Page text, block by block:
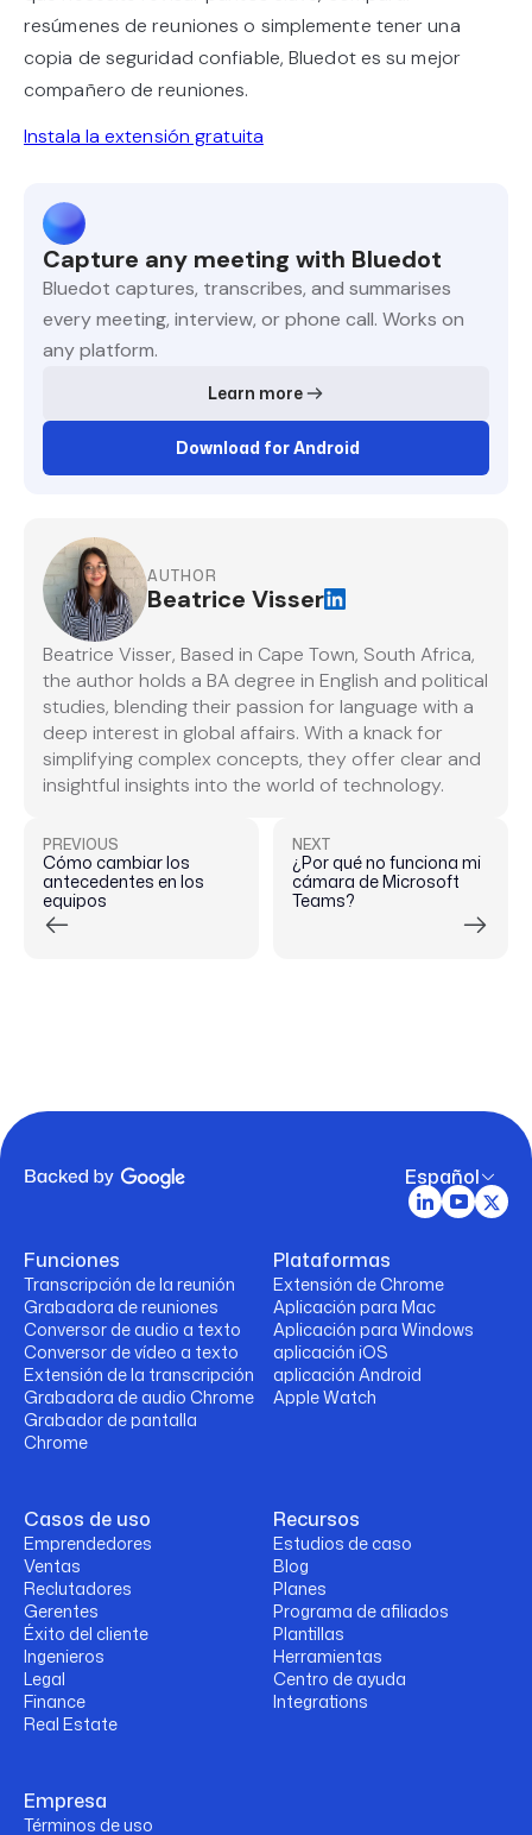
resúmenes de reuniones o simplemente tener una
copia de seguridad confiable, Bluedot es su mejor
compañero de reuniones.
Instala la extensión gratuita
Capture any meeting with Bluedot
Bluedot captures, transcribes, and summarises
every meeting, interview, or phone call. Works on
any platform.
Learn more
Download for Android
AUTHOR
Beatrice Visser
Beatrice Visser, Based in Cape Town, South Africa,
the author holds a BA degree in English and political
studies, blending their passion for language with a
deep interest in global affairs. With a knack for
simplifying complex concepts, they offer clear and
insightful insights into the world of technology.
PREVIOUS
Cómo cambiar los
antecedentes en los
equipos
NEXT
¿Por qué no funciona mi
cámara de Microsoft
Teams?
Español
Funciones
Transcripción de la reunión
Grabadora de reuniones
Conversor de audio a texto
Conversor de vídeo a texto
Extensión de la transcripción
Grabadora de audio Chrome
Grabador de pantalla
Chrome
Plataformas
Extensión de Chrome
Aplicación para Mac
Aplicación para Windows
aplicación iOS
aplicación Android
Apple Watch
Casos de uso
Emprendedores
Ventas
Reclutadores
Gerentes
Éxito del cliente
Ingenieros
Legal
Finance
Real Estate
Recursos
Estudios de caso
Blog
Planes
Programa de afiliados
Plantillas
Herramientas
Centro de ayuda
Integrations
Empresa
Términos de uso